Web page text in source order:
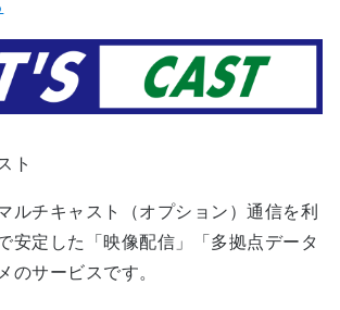
ト
ルチキャスト（オプション）通信を利
安定した「映像配信」「多拠点データ
のサービスです。